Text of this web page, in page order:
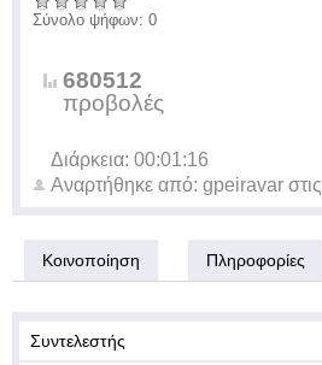
Σύνολο ψήφων: 0
680512
προβολές
Διάρκεια: 00:01:16
Αναρτήθηκε από: gpeiravar στις
Κοινοποίηση Πληροφορίες
Συντελεστής